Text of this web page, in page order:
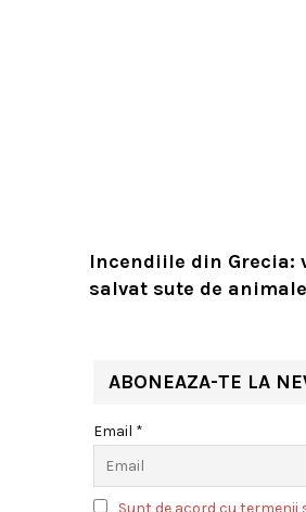
Incendiile din Grecia:
salvat sute de
ABONEAZA-TE LA
Email *
Sunt de acord cu termenii